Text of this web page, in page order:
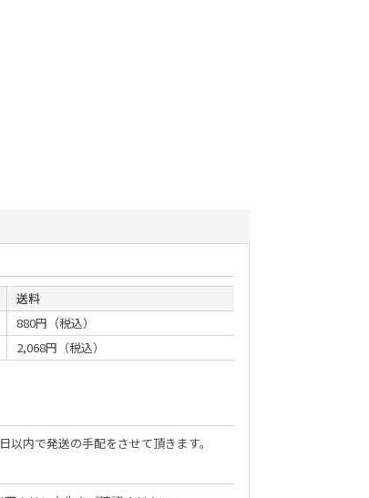
送料
880円（税込）
2,068円（税込）
内で発送の手配をさせて頂きます。